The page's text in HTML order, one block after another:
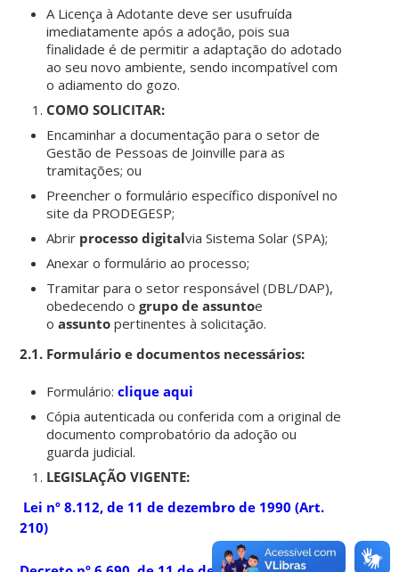
A Licença à Adotante deve ser usufruída
imediatamente após a adoção, pois sua
finalidade é de permitir a adaptação do adotado
ao seu novo ambiente, sendo incompatível com
o adiamento do gozo.
COMO SOLICITAR:
Encaminhar a documentação para o setor de
Gestão de Pessoas de Joinville para as
tramitações; ou
Preencher o formulário específico disponível no
site da PRODEGESP;
Abrir processo digitalvia Sistema Solar (SPA);
Anexar o formulário ao processo;
Tramitar para o setor responsável (DBL/DAP),
obedecendo ogrupo de assuntoe
oassunto pertinentes à solicitação.
2.1. Formulário e documentos necessários:
Formulário:clique aqui
Cópia autenticada ou conferida com a original de
documento comprobatório da adoção ou
guarda judicial.
LEGISLAÇÃO VIGENTE:
Lei nº 8.112, de 11 de dezembro de 1990 (Art.
210)